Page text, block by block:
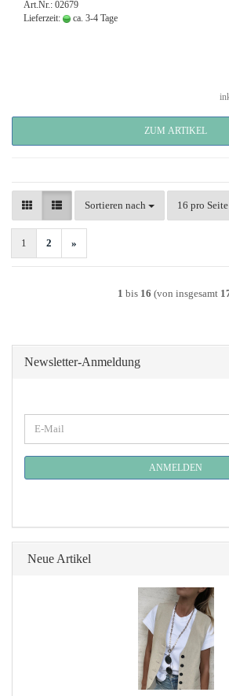
Art.Nr.: 02679
Lieferzeit:
ca. 3-4 Tage
ZUM ARTIKEL
Sortieren nach
Sortieren nach 16 pro Seite
pro Seite
1 2 »
1 bis 16 (von insgesamt
Newsletter-Anmeldung
ZUR
E-
Mail
ANMELDEN
Neue Artikel